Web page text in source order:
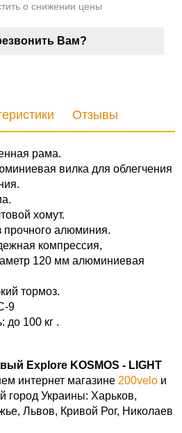
о снижении цены
Вам?
Отзывы
рама.
вилка для облегчения
хомут.
прочного алюминия.
компрессия,
120 мм алюминиевая
тормоз.
9
до 100 кг .
Explore KOSMOS - LIGHT
интернет магазине 200velo и
город Украины: Харьков,
Львов, Кривой Рог, Николаев